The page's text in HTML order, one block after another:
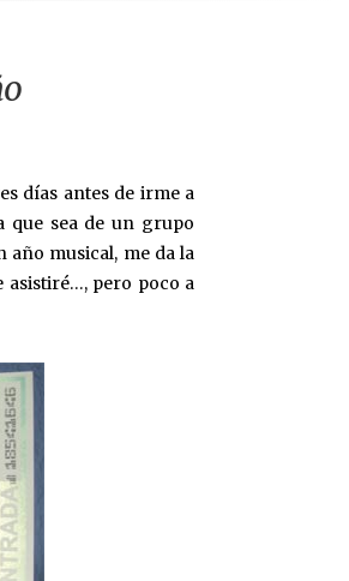
días antes de irme a
que sea de un grupo
año musical, me da la
asistiré…, pero poco a